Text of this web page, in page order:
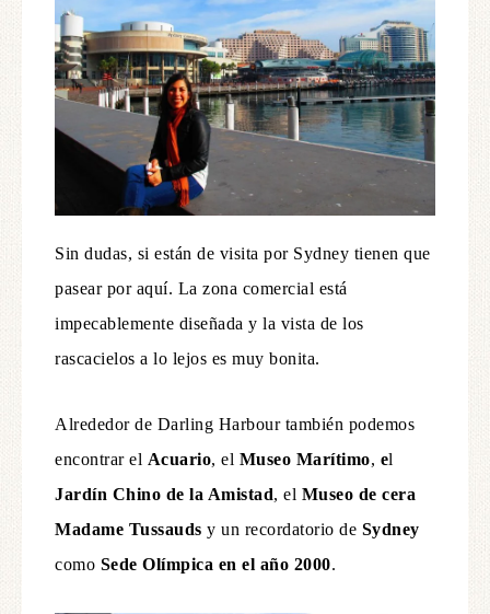
Sin dudas, si están de visita por Sydney tienen que
pasear por aquí. La zona comercial está
impecablemente diseñada y la vista de los
rascacielos a lo lejos es muy bonita.
Alrededor de Darling Harbour también podemos
encontrar el Acuario, el Museo Marítimo, el
Jardín Chino de la Amistad, el Museo de cera
Madame Tussauds y un recordatorio de Sydney
como Sede Olímpica en el año 2000.